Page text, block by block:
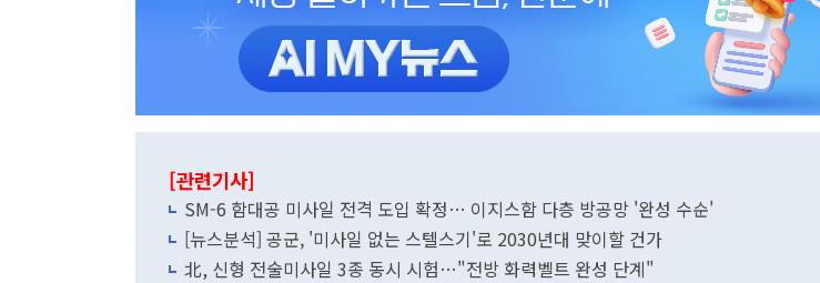
[관련기사]
SM-6 함대공 미사일 전격 도입 확정… 이지스함 다층 방공망 '완성 수순'
[뉴스분석] 공군, '미사일 없는 스텔스기'로 2030년대 맞이할 건가
北, 신형 전술미사일 3종 동시 시험…"전방 화력벨트 완성 단계"